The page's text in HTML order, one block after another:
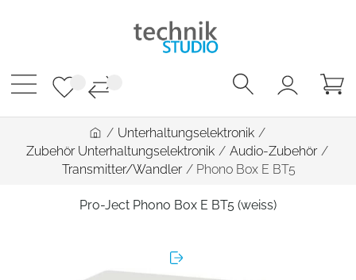
/ Unterhaltungselektronik /
Zubehör Unterhaltungselektronik / Audio-Zubehör/
Transmitter/Wandler/ Phono Box E BT5
Pro-Ject Phono Box E BT5 (weiss)